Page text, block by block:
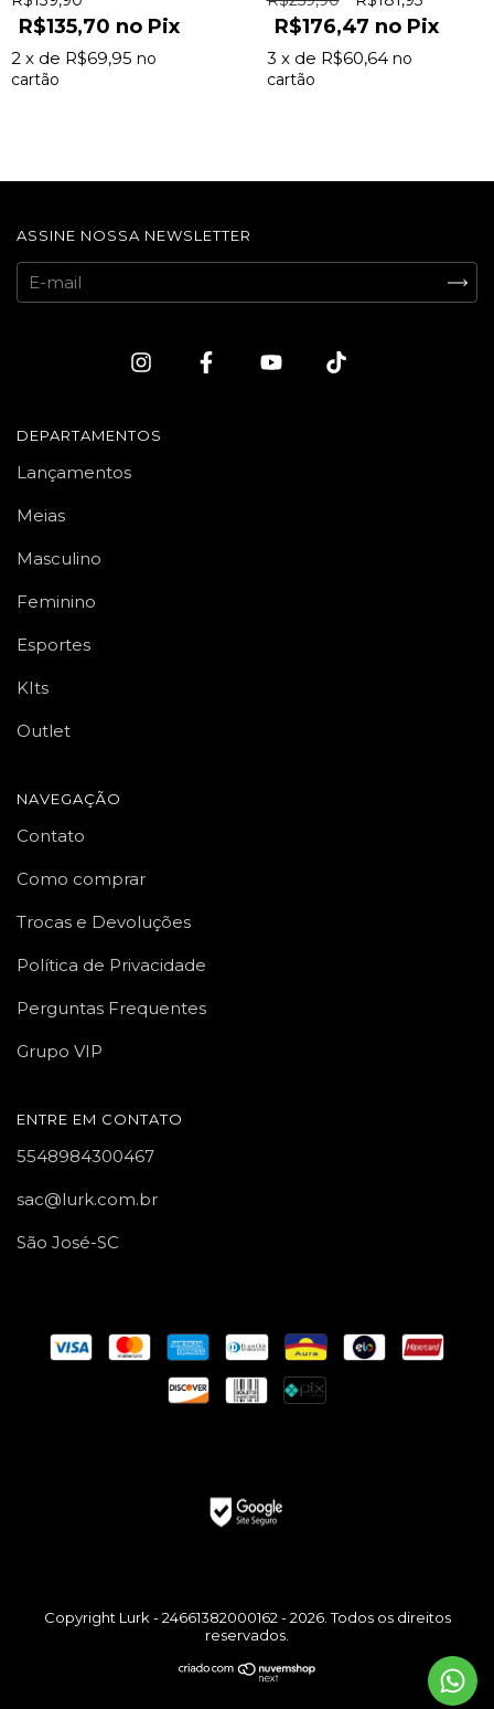
R$135,70 Pix
2 x de R$69,95
R$176,47 Pix
3 x de R$60,64
ASSINE NOSSA NEWSLETTER
DEPARTAMENTOS
Lançamentos
Meias
Masculino
Feminino
Esportes
KIts
Outlet
NAVEGAÇÃO
Contato
Como comprar
Trocas e Devoluções
Política de Privacidade
Perguntas Frequentes
Grupo VIP
ENTRE EM CONTATO
5548984300467
sac@lurk.com.br
São José-SC
Copyright Lurk - 24661382000162 - 2026. Todos os direitos
reservados.